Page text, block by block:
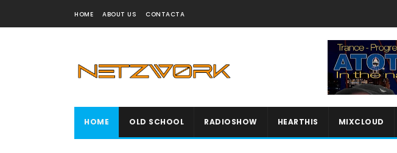
HOME ABOUT US CONTACTA
HOME OLD SCHOOL RADIOSHOW HEARTHIS MIXCLOUD